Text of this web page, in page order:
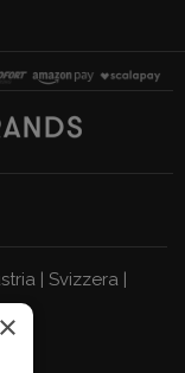
| Svizzera |
×